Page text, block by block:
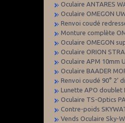
Oculaire ANTARES
Oculaire OMEGON
Renvoi coudé
Monture complète
Oculaire OMEGON
Oculaire ORION
Oculaire APM 10mm
Oculaire BAADER
Renvoi coudé 90° 2’
Lunette APO doublet
Oculaire TS-Optics
Contre-poids
Vends Oculaire Sky-